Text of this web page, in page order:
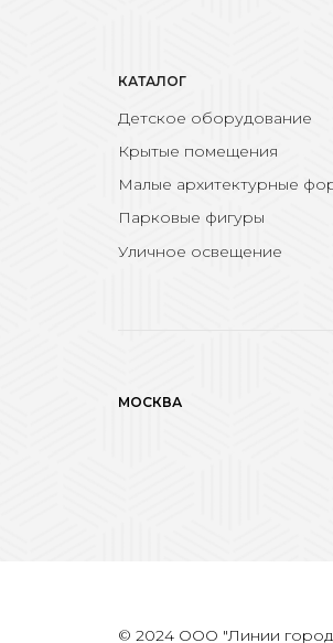
КАТАЛОГ
Детское оборудование
Крытые помещения
Малые архитектурные
Парковые фигуры
Уличное освещение
МОСКВА
© 2024 ООО "Линии